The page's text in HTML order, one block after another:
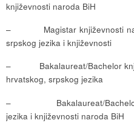
književnosti naroda BiH
– Magistar književnosti
srpskog jezika i književnosti
– Bakalaureat/Bachelor
hrvatskog, srpskog jezika
– Bakalaureat/Bachelor
jezika i književnosti naroda BiH